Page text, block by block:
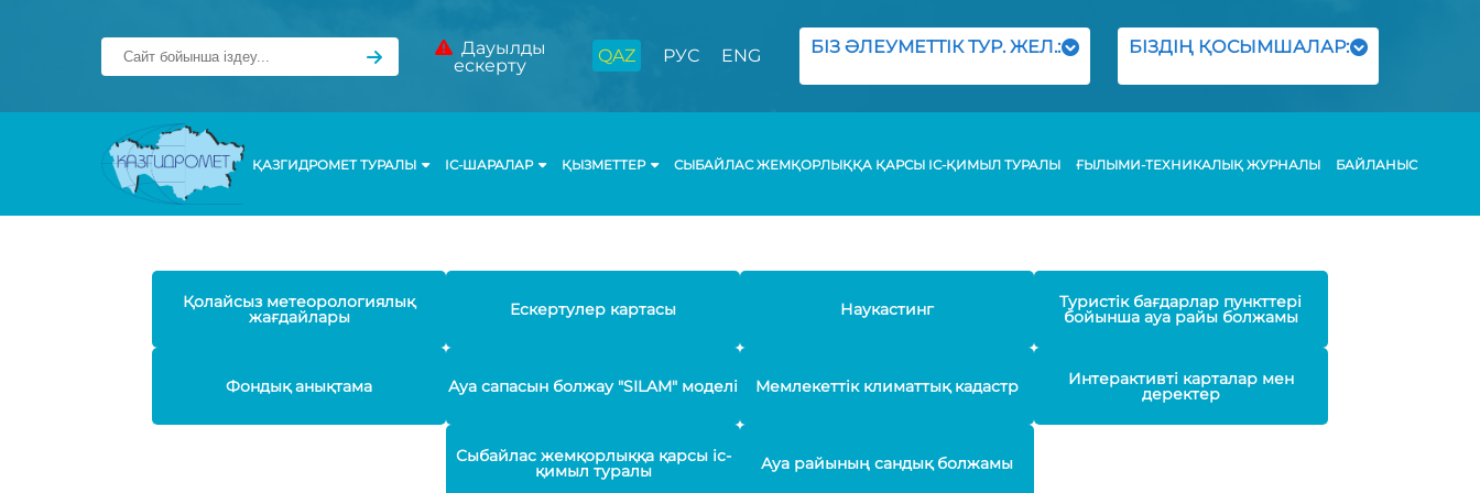
Дауылды
ескерту
QAZ РУС ENG БІЗ ӘЛЕУМЕТТІК ТУР. ЖЕЛ.: БІЗДІҢ ҚОСЫМШАЛАР:
ҚАЗГИДРОМЕТ ТУРАЛЫ ІС-ШАРАЛАР ҚЫЗМЕТТЕР СЫБАЙЛАС ЖЕМҚОРЛЫҚҚА ҚАРСЫ ІС-ҚИМЫЛ ТУРАЛЫ ҒЫЛЫМИ-ТЕХНИКАЛЫҚ ЖУРНАЛЫ БАЙЛАНЫС
Қолайсыз метеорологиялық
жағдайлары Ескертулер картасы Наукастинг Туристік бағдарлар пункттері
бойынша ауа райы болжамы
Фондық анықтама Ауа сапасын болжау "SILAM" моделі Мемлекеттік климаттық кадастр Интерактивті карталар мен
деректер
Сыбайлас жемқорлыққа қарсы іс-
қимыл туралы Ауа райының сандық болжамы